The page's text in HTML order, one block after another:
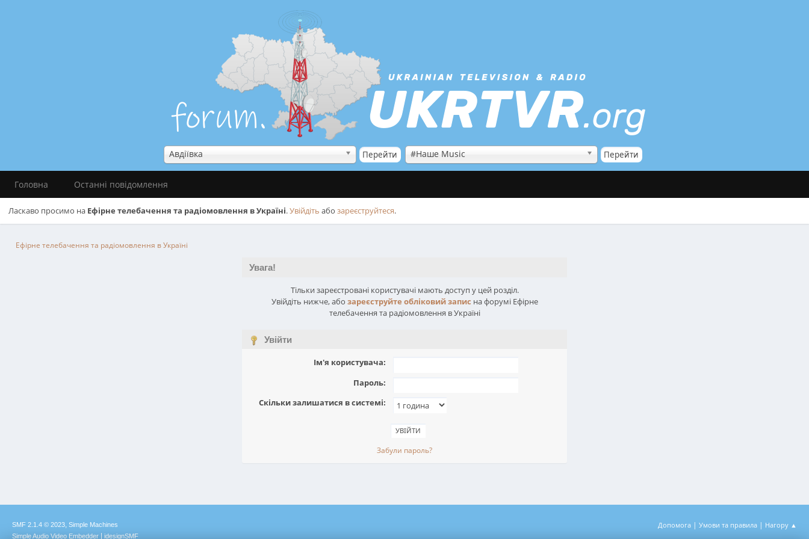
Авдіївка #Наше Music
Головна Останні повідомлення
Ласкаво просимо на Ефірне телебачення та радіомовлення в Україні.Увійдіть або зареєструйтеся.
Ефірне телебачення та радіомовлення в Україні
Увага!
Тільки зареєстровані користувачі мають доступ у цей розділ.
Увійдіть нижче, або зареєструйте обліковий запис на форумі Ефірне
телебачення та радіомовлення в Україні
Увійти
Ім'я користувача:
Пароль:
Скільки залишатися в системі:
Забули пароль?
Допомога | Умови та правила | Нагору ▲
SMF 2.1.4 © 2023, Simple Machines
Simple Audio Video Embedder
idesignSMF